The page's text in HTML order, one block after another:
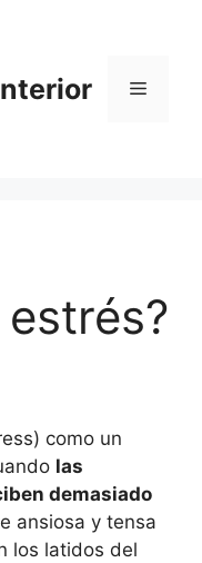
Menú
como un
las
demasiado
ansiosa y tensa
los latidos del